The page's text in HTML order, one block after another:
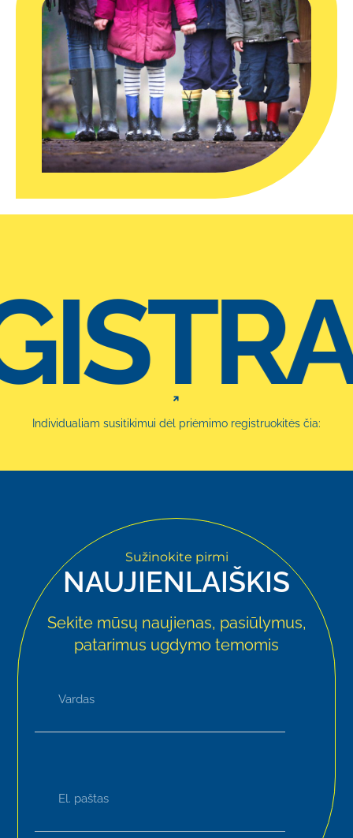
Individualiam susitikimui dėl priėmimo registruokitės čia:
Sužinokite pirmi
NAUJIENLAIŠKIS
Sekite mūsų naujienas, pasiūlymus,
patarimus ugdymo temomis